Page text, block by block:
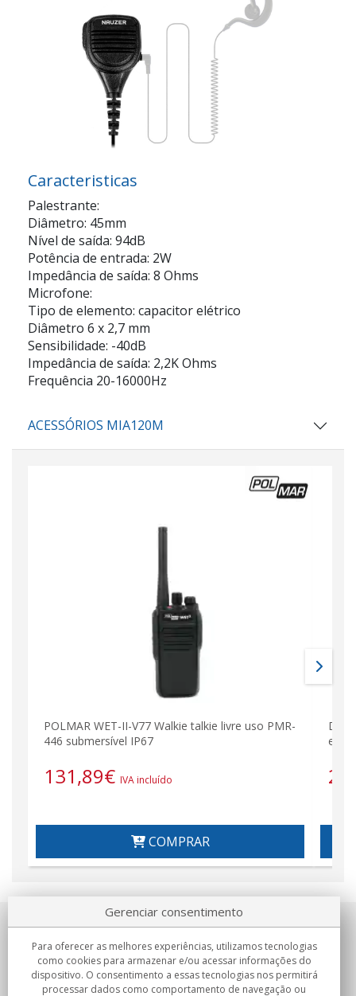
Caracteristicas
Palestrante:
Diâmetro: 45mm
Nível de saída: 94dB
Potência de entrada: 2W
Impedância de saída: 8 Ohms
Microfone:
Tipo de elemento: capacitor elétrico
Diâmetro 6 x 2,7 mm
Sensibilidade: -40dB
Impedância de saída: 2,2K Ohms
Frequência 20-16000Hz
ACESSÓRIOS MIA120M
POLMAR WET-II-V77 Walkie talkie livre uso PMR-
446 submersível IP67
131,89€ IVA incluído
COMPRAR
DJ-
e
Sobre nosotros
Compromissos
Gerenciar consentimento
Para oferecer as melhores experiências, utilizamos tecnologias
como cookies para armazenar e/ou acessar informações do
dispositivo. O consentimento a essas tecnologias nos permitirá
processar dados como comportamento de navegação ou